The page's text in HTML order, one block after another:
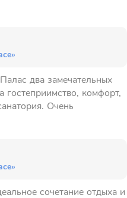
два замечательных
гостеприимство, комфорт,
Очень
сочетание отдыха и